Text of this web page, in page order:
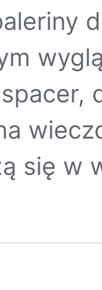
się w